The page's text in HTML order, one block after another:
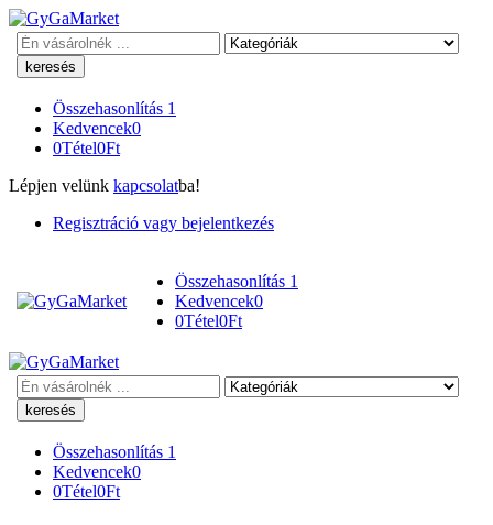
Keresés
Összehasonlítás 1
Kedvencek0
0Tétel0Ft
Lépjen velünk kapcsolatba!
Regisztráció vagy bejelentkezés
Összehasonlítás 1
Kedvencek0
0Tétel0Ft
Keresés
Összehasonlítás 1
Kedvencek0
0Tétel0Ft